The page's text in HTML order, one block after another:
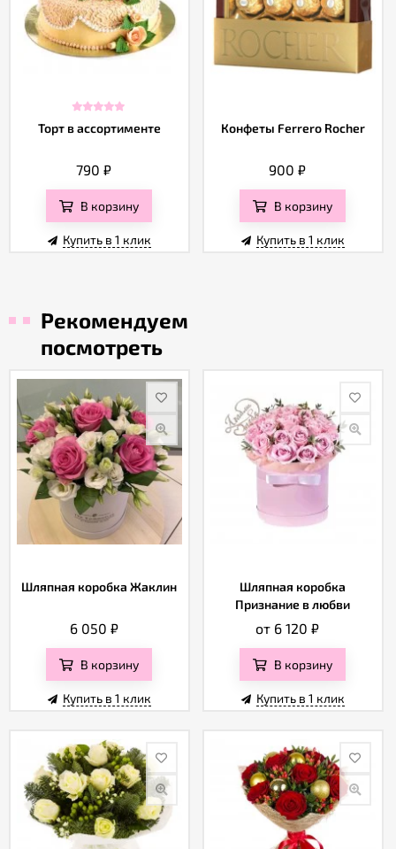
Торт в ассортименте
790₽
В корзину
Купить в 1 клик
Конфеты Ferrero Rocher
900₽
В корзину
Купить в 1 клик
Рекомендуем
посмотреть
Шляпная коробка Жаклин
6 050 ₽
В корзину
Купить в 1 клик
Шляпная коробка
Признание в любви
от 6 120₽
В корзину
Купить в 1 клик